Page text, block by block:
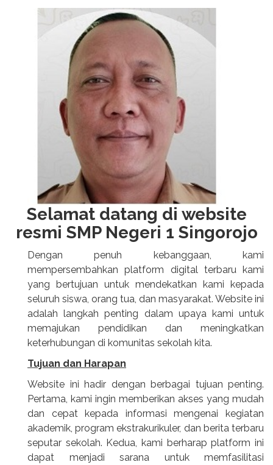
Selamat datang di website
resmi SMP Negeri 1 Singorojo
Dengan penuh kebanggaan, kami
mempersembahkan platform digital terbaru kami
yang bertujuan untuk mendekatkan kami kepada
seluruh siswa, orang tua, dan masyarakat. Website ini
adalah langkah penting dalam upaya kami untuk
memajukan pendidikan dan meningkatkan
keterhubungan di komunitas sekolah kita.
Tujuan dan Harapan
Website ini hadir dengan berbagai tujuan penting.
Pertama, kami ingin memberikan akses yang mudah
dan cepat kepada informasi mengenai kegiatan
akademik, program ekstrakurikuler, dan berita terbaru
seputar sekolah. Kedua, kami berharap platform ini
dapat menjadi sarana untuk memfasilitasi